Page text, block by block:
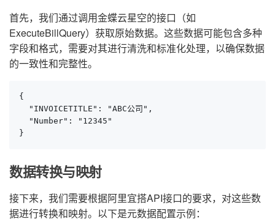
首先，我们通过调用金蝶云星空的接口（如
ExecuteBillQuery）获取原始数据。这些数据可能包含多种
字段和格式，需要对其进行清洗和标准化处理，以确保数据
的一致性和完整性。
{
  "INVOICETITLE": "ABC公司",
  "Number": "12345"
}
数据转换与映射
接下来，我们需要根据阿里宜搭API接口的要求，对这些数
据进行转换和映射。以下是元数据配置示例：